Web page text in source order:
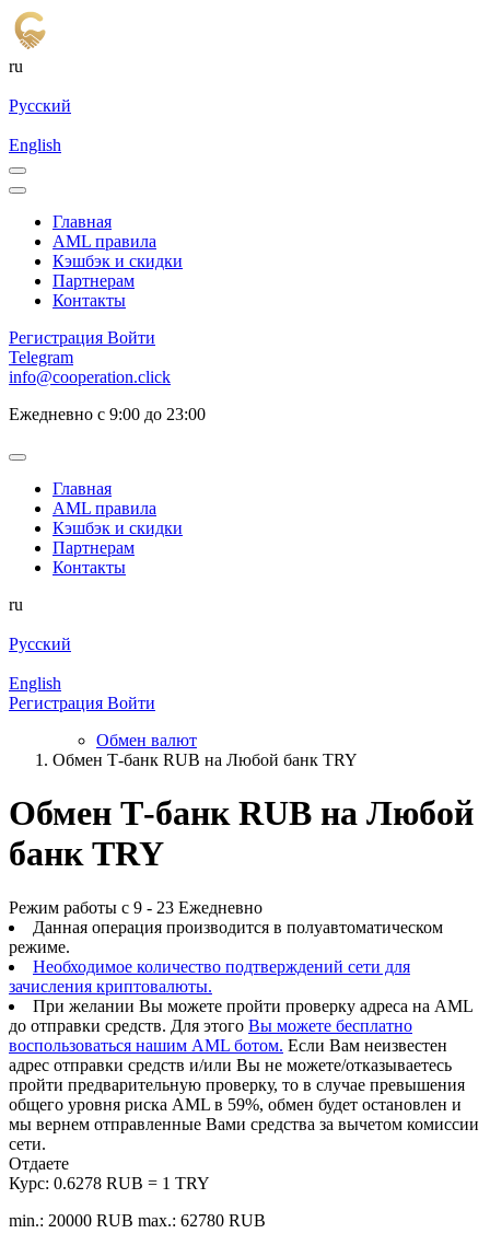
ru
Русский
English
Главная
AML правила
Кэшбэк и cкидки
Партнерам
Контакты
Регистрация Войти
Telegram
info@cooperation.click
Ежедневно с 9:00 до 23:00
Главная
AML правила
Кэшбэк и cкидки
Партнерам
Контакты
ru
Русский
English
Регистрация Войти
Обмен валют
Обмен Т-банк RUB на Любой банк TRY
Обмен Т-банк RUB на Любой
банк TRY
Режим работы с 9 - 23 Ежедневно
Данная операция производится в полуавтоматическом
режиме.
Необходимое количество подтверждений сети для
зачисления криптовалюты.
При желании Вы можете пройти проверку адреса на AML
до отправки средств. Для этого Вы можете бесплатно
воспользоваться нашим AML ботом. Если Вам неизвестен
адрес отправки средств и/или Вы не можете/отказываетесь
пройти предварительную проверку, то в случае превышения
общего уровня риска AML в 59%, обмен будет остановлен и
мы вернем отправленные Вами средства за вычетом комиссии
сети.
Отдаете
Курс: 0.6278 RUB = 1 TRY
min.: 20000 RUB max.: 62780 RUB